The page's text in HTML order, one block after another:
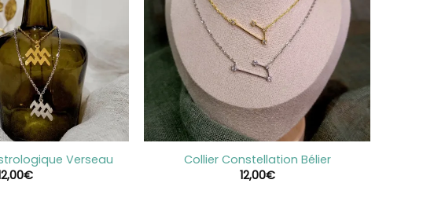
Verseau
€
+
Collier Constellation Bélier
12,00€